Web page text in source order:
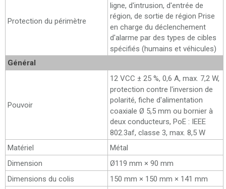
Protection du périmètre
ligne, d'intrusion, d'entrée de
région, de sortie de région Prise
en charge du déclenchement
d'alarme par des types de cibles
spécifiés (humains et véhicules)
Général
Pouvoir
12 VCC ± 25 %, 0,6 A, max. 7,2 W,
protection contre l'inversion de
polarité, fiche d'alimentation
coaxiale Ø 5,5 mm ou bornier à
deux conducteurs, PoE : IEEE
802.3af, classe 3, max. 8,5 W
Matériel
Métal
Dimension
Ø119 mm × 90 mm
Dimensions du colis
150 mm × 150 mm × 141 mm